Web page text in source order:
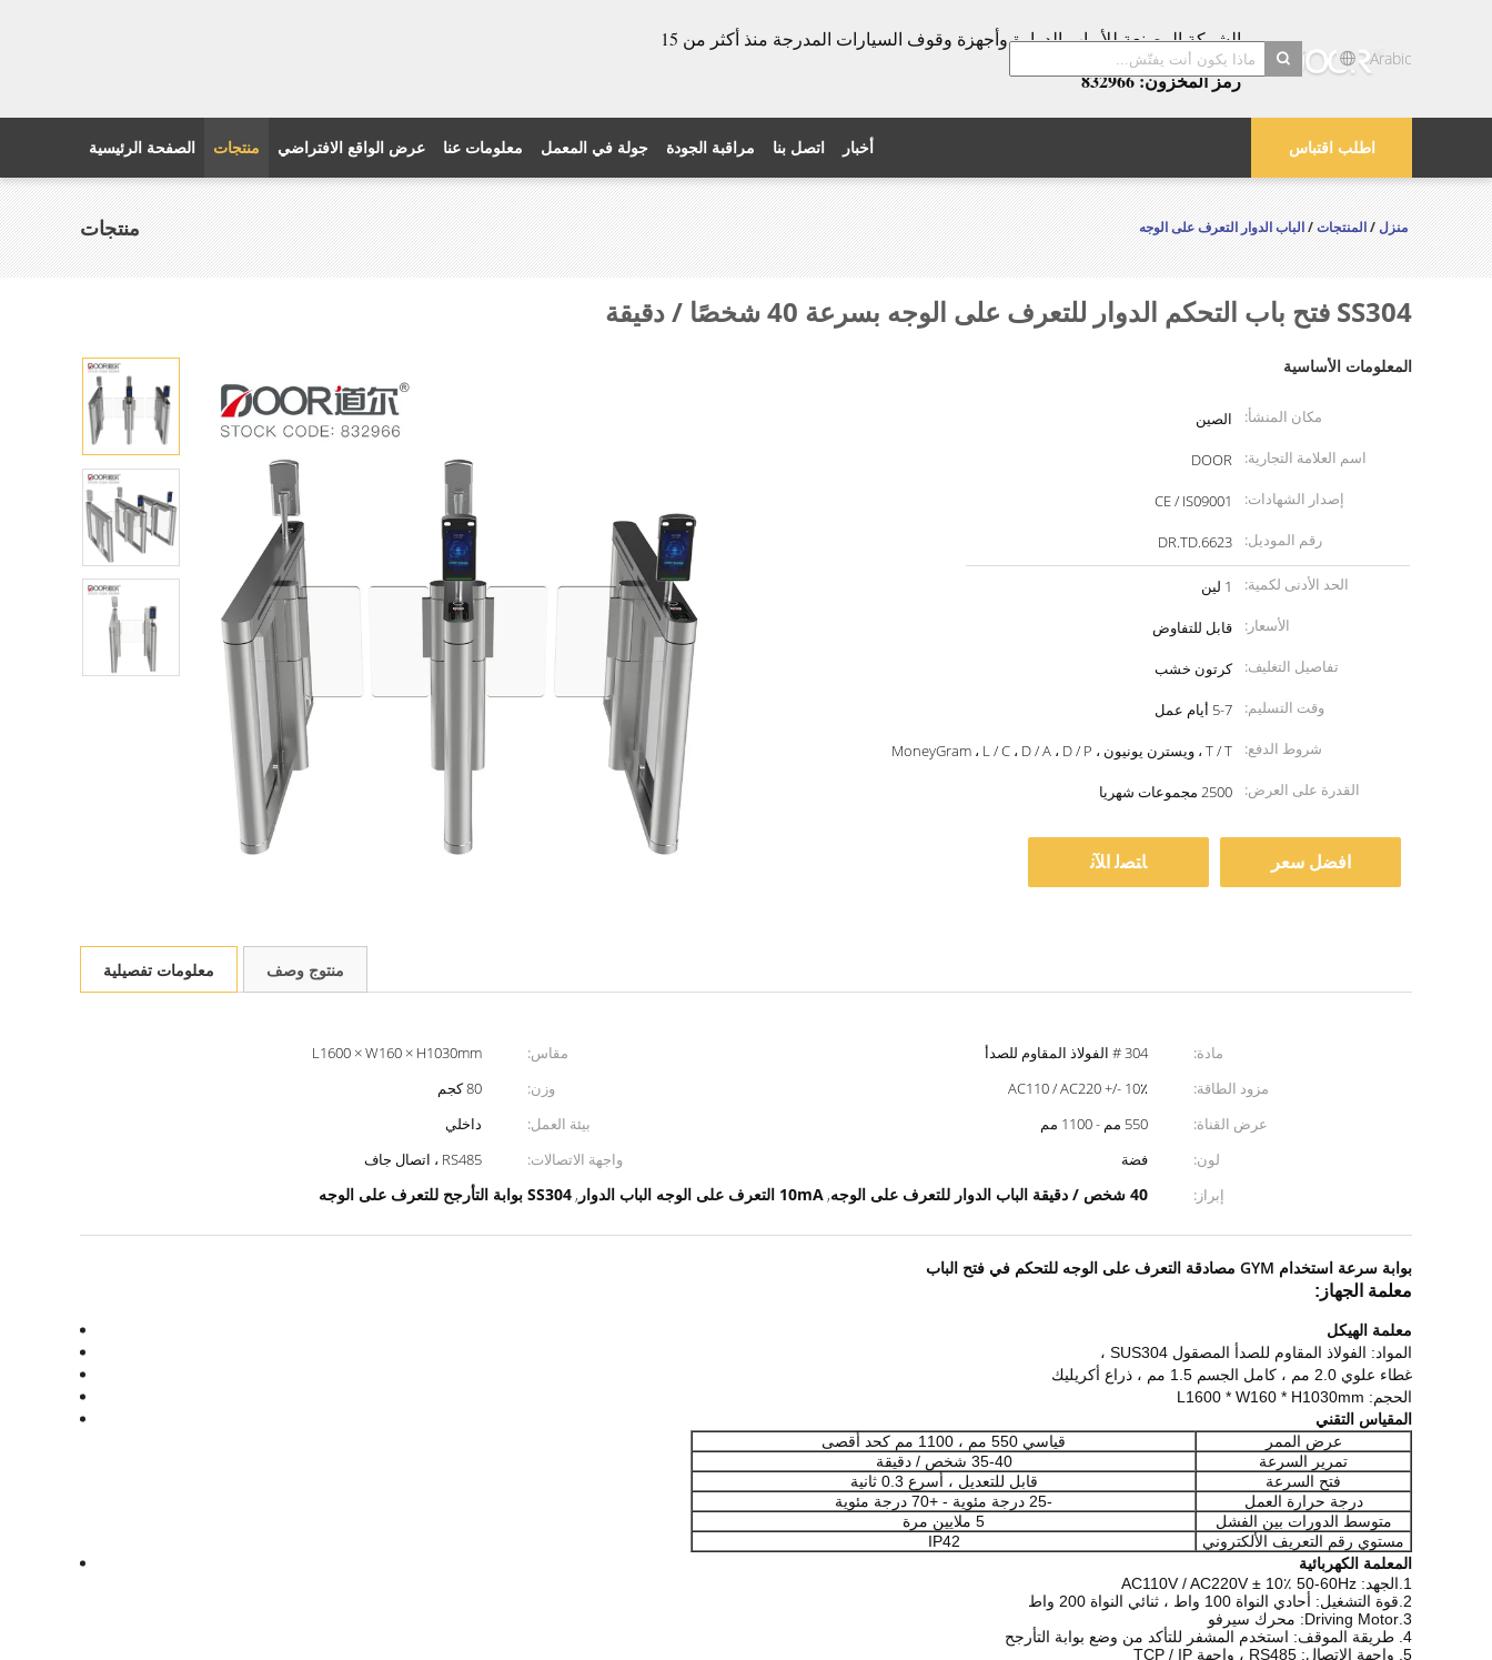
الشركة المصنعة للأبواب الدوارة وأجهزة وقوف السيارات المدرجة منذ أكثر من 15
عامًا!
رمز المخزون: 832966
Arabic
اطلب اقتباس الصفحة الرئيسية منتجات عرض الواقع الافتراضي معلومات عنا جولة في المعمل مراقبة الجودة اتصل بنا أخبار
منتجات منزل/المنتجات/الباب الدوار التعرف على الوجه
SS304 فتح باب التحكم الدوار للتعرف على الوجه بسرعة 40 شخصًا / دقيقة
المعلومات الأساسية
مكان المنشأ:
الصين
اسم العلامة التجارية:
DOOR
إصدار الشهادات:
CE / IS09001
رقم الموديل:
DR.TD.6623
الحد الأدنى لكمية:
1 لين
الأسعار:
قابل للتفاوض
تفاصيل التغليف:
كرتون خشب
وقت التسليم:
5-7 أيام عمل
شروط الدفع:
T / T ، ويسترن يونيون ، MoneyGram ، L / C ، D / A ، D / P
القدرة على العرض:
2500 مجموعات شهريا
افضل سعر ﺎﺘﺼﻟ ﺍﻶﻧ
معلومات تفصيلية منتوج وصف
مادة: 304 # الفولاذ المقاوم للصدأ مقاس:
L1600 × W160 × H1030mm
مزود الطاقة:
AC110 / AC220 +/- 10٪ وزن:
80 كجم
عرض القناة:
550 مم - 1100 مم بيئة العمل:
داخلي
لون:
فضة واجهة الاتصالات:
RS485 ، اتصال جاف
إبراز:
40 شخص / دقيقة الباب الدوار للتعرف على الوجه , 10mA التعرف على الوجه الباب الدوار , SS304 بوابة التأرجح للتعرف على الوجه
بوابة سرعة استخدام GYM مصادقة التعرف على الوجه للتحكم في فتح الباب
معلمة الجهاز:
معلمة الهيكل
المواد: الفولاذ المقاوم للصدأ المصقول SUS304 ،
غطاء علوي 2.0 مم ، كامل الجسم 1.5 مم ، ذراع أكريليك
الحجم: L1600 * W160 * H1030mm
المقياس التقني
عرض الممر
قياسي 550 مم ، 1100 مم كحد أقصى
تمرير السرعة
35-40 شخص / دقيقة
فتح السرعة
قابل للتعديل ، أسرع 0.3 ثانية
درجة حرارة العمل
-25 درجة مئوية - +70 درجة مئوية
متوسط ​​الدورات بين الفشل
5 ملايين مرة
مستوي رقم التعريف الألكتروني
IP42
المعلمة الكهربائية
1.الجهد: AC110V / AC220V ± 10٪ 50-60Hz
2.قوة التشغيل: أحادي النواة 100 واط ، ثنائي النواة 200 واط
3.Driving Motor: محرك سيرفو
4. طريقة الموقف: استخدم المشفر للتأكد من وضع بوابة التأرجح
5. واجهة الاتصال: RS485 ، واجهة TCP / IP